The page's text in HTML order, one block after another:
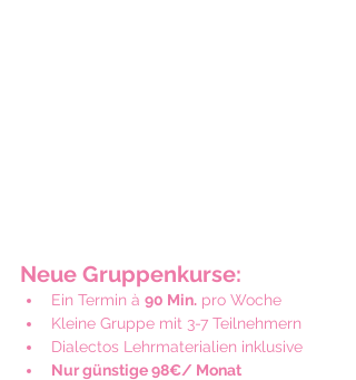
Neue Gruppenkurse:
Ein Termin à 90 Min. pro Woche
Kleine Gruppe mit 3-7 Teilnehmern
Dialectos Lehrmaterialien inklusive
Nur günstige 98€/ Monat